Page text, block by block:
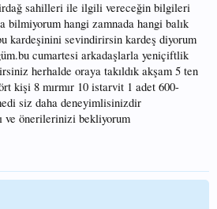
sahilleri ile ilgili vereceğin bilgileri
bilmiyorum hangi zamnada hangi balık
kardeşinini sevindirirsin kardeş diyorum
cumartesi arkadaşlarla yeniçiftlik
herhalde oraya takıldık akşam 5 ten
kişi 8 mırmır 10 istarvit 1 adet 600-
siz daha deneyimlisinizdir
ve önerilerinizi bekliyorum